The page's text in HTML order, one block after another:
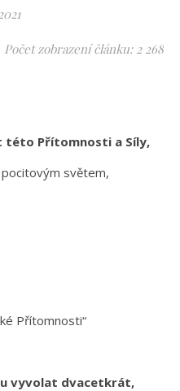
Počet zobrazení článku: 2 268
této Přítomnosti a Síly,
světem,
Přítomnosti“
vyvolat dvacetkrát,